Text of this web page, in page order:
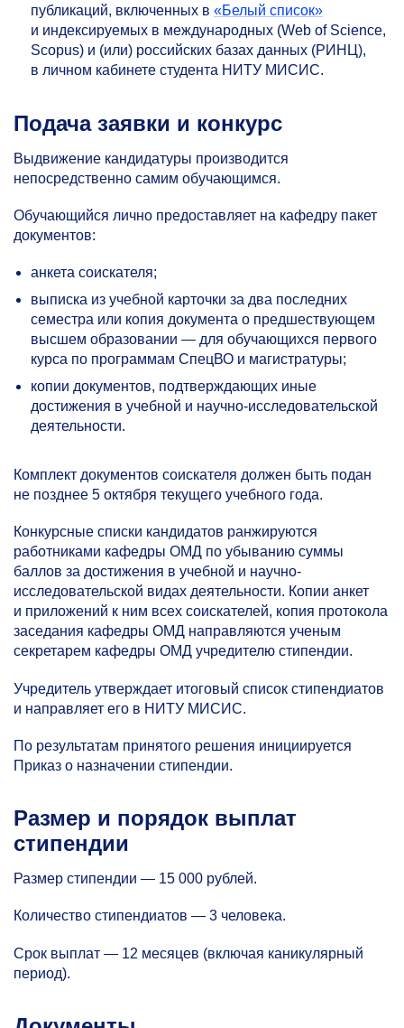
публикаций, включенных в«Белый список»
и индексируемых в международных (Web of Science,
Scopus) и (или) российских базах данных (РИНЦ),
в личном кабинете студента НИТУ МИСИС.
Подача заявки и конкурс
Выдвижение кандидатуры производится
непосредственно самим обучающимся.
Обучающийся лично предоставляет на кафедру пакет
документов:
анкета соискателя;
выписка из учебной карточки за два последних
семестра или копия документа о предшествующем
высшем образовании — для обучающихся первого
курса по программам СпецВО и магистратуры;
копии документов, подтверждающих иные
достижения в учебной и научно-исследовательской
деятельности.
Комплект документов соискателя должен быть подан
не позднее 5 октября текущего учебного года.
Конкурсные списки кандидатов ранжируются
работниками кафедры ОМД по убыванию суммы
баллов за достижения в учебной и научно-
исследовательской видах деятельности. Копии анкет
и приложений к ним всех соискателей, копия протокола
заседания кафедры ОМД направляются ученым
секретарем кафедры ОМД учредителю стипендии.
Учредитель утверждает итоговый список стипендиатов
и направляет его в НИТУ МИСИС.
По результатам принятого решения инициируется
Приказ о назначении стипендии.
Размер и порядок выплат
стипендии
Размер стипендии — 15 000 рублей.
Количество стипендиатов — 3 человека.
Срок выплат — 12 месяцев (включая каникулярный
период).